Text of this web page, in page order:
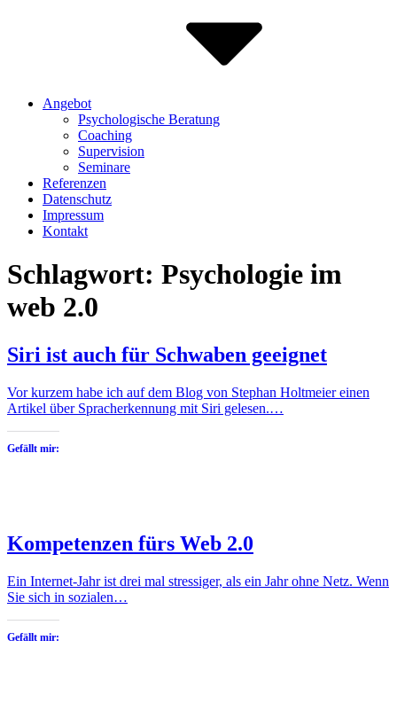
Angebot
Psychologische Beratung
Coaching
Supervision
Seminare
Referenzen
Datenschutz
Impressum
Kontakt
Schlagwort: Psychologie im
web 2.0
Siri ist auch für Schwaben geeignet
Vor kurzem habe ich auf dem Blog von Stephan Holtmeier einen
Artikel über Spracherkennung mit Siri gelesen.…
Gefällt mir:
Kompetenzen fürs Web 2.0
Ein Internet-Jahr ist drei mal stressiger, als ein Jahr ohne Netz. Wenn
Sie sich in sozialen…
Gefällt mir: